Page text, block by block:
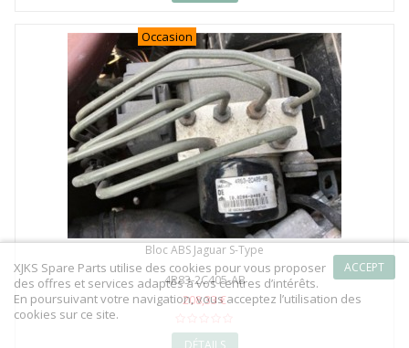
Occasion
Bloc ABS Jaguar S-Type
4R83-2C405-AB
208,33 €
DÉTAILS
ACCEPT
XJKS Spare Parts utilise des cookies pour vous proposer
des offres et services adaptés à vos centres d’intérêts.
En poursuivant votre navigation, vous acceptez l’utilisation des
cookies sur ce site.